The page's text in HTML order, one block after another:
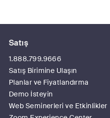
Satış
1.888.799.9666
Satış Birimine Ulaşın
Planlar ve Fiyatlandırma
Demo İsteyin
Web Seminerleri ve Etkinlikler